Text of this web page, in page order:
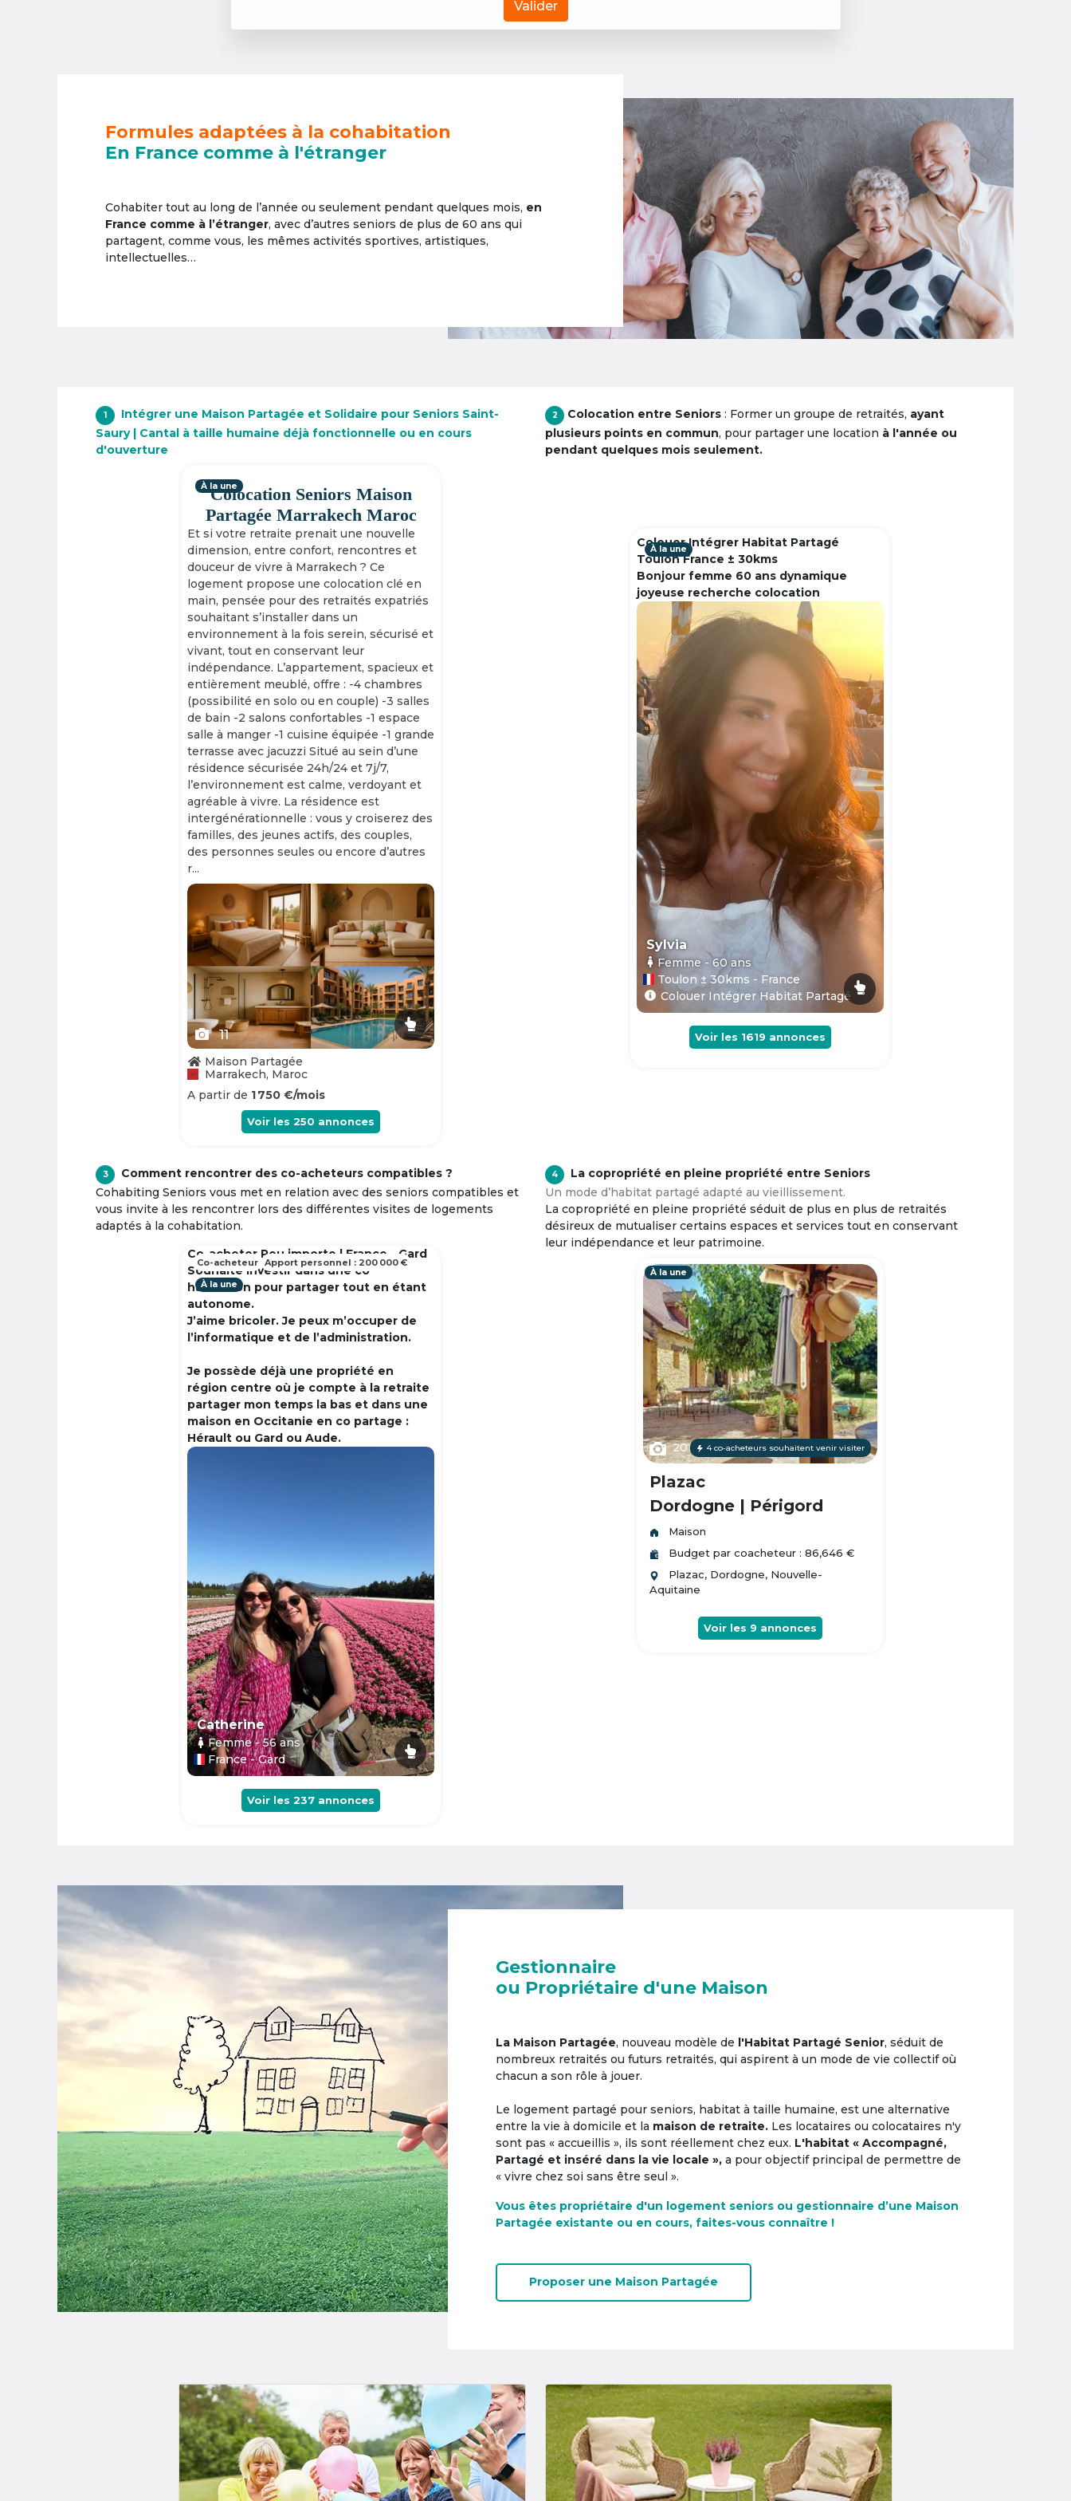
Valider
Formules adaptées à la cohabitation
En France comme à l'étranger
Cohabiter tout au long de l’année ou seulement pendant quelques mois, en
France comme à l’étranger, avec d’autres seniors de plus de 60 ans qui
partagent, comme vous, les mêmes activités sportives, artistiques,
intellectuelles…
1
Intégrer une Maison Partagée et Solidaire pour Seniors Saint-
Saury | Cantal à taille humaine déjà fonctionnelle ou en cours
d'ouverture
Colocation Seniors Maison
Partagée Marrakech Maroc
Et si votre retraite prenait une nouvelle
dimension, entre confort, rencontres et
douceur de vivre à Marrakech ? Ce
logement propose une colocation clé en
main, pensée pour des retraités expatriés
souhaitant s’installer dans un
environnement à la fois serein, sécurisé et
vivant, tout en conservant leur
indépendance. L’appartement, spacieux et
entièrement meublé, offre : -4 chambres
(possibilité en solo ou en couple) -3 salles
de bain -2 salons confortables -1 espace
salle à manger -1 cuisine équipée -1 grande
terrasse avec jacuzzi Situé au sein d’une
résidence sécurisée 24h/24 et 7j/7,
l’environnement est calme, verdoyant et
agréable à vivre. La résidence est
intergénérationnelle : vous y croiserez des
familles, des jeunes actifs, des couples,
des personnes seules ou encore d’autres
r...
À la une
Slide 1 of 11
11
Maison Partagée
Marrakech, Maroc
A partir de 1 750 €/mois
Voir les 250 annonces
2 Colocation entre Seniors : Former un groupe de retraités, ayant
plusieurs points en commun, pour partager une location à l'année ou
pendant quelques mois seulement.
Colouer Intégrer Habitat Partagé
Toulon France ± 30kms
Bonjour femme 60 ans dynamique
joyeuse recherche colocation
À la une
Sylvia
Femme - 60ans
Toulon ± 30kms - France
Colouer Intégrer Habitat Partagé
Voir les 1619 annonces
3
Comment rencontrer des co-acheteurs compatibles ?
Cohabiting Seniors vous met en relation avec des seniors compatibles et
vous invite à les rencontrer lors des différentes visites de logements
adaptés à la cohabitation.
Co-acheter Peu importe | France - Gard
Souhaite investir dans une co
habitation pour partager tout en étant
autonome.
J’aime bricoler. Je peux m’occuper de
l’informatique et de l’administration.
Je possède déjà une propriété en
région centre où je compte à la retraite
partager mon temps la bas et dans une
maison en Occitanie en co partage :
Hérault ou Gard ou Aude.
À la une
Catherine
Femme- 56ans
France - Gard
Co-acheteur Apport personnel : 200 000 €
Voir les 237 annonces
4
La copropriété en pleine propriété entre Seniors
Un mode d’habitat partagé adapté au vieillissement.
La copropriété en pleine propriété séduit de plus en plus de retraités
désireux de mutualiser certains espaces et services tout en conservant
leur indépendance et leur patrimoine.
À la une
20 4 co-acheteurs souhaitent venir visiter
Plazac
Dordogne | Périgord
Maison
Budget par coacheteur : 86,646 €
Plazac, Dordogne, Nouvelle-
Aquitaine
Voir les 9 annonces
Gestionnaire
ou Propriétaire d'une Maison
La Maison Partagée, nouveau modèle de l'Habitat Partagé Senior, séduit de
nombreux retraités ou futurs retraités, qui aspirent à un mode de vie collectif où
chacun a son rôle à jouer.
Le logement partagé pour seniors, habitat à taille humaine, est une alternative
entre la vie à domicile et la maison de retraite. Les locataires ou colocataires n'y
sont pas « accueillis », ils sont réellement chez eux. L'habitat « Accompagné,
Partagé et inséré dans la vie locale », a pour objectif principal de permettre de
« vivre chez soi sans être seul ».
Vous êtes propriétaire d'un logement seniors ou gestionnaire d’une Maison
Partagée existante ou en cours, faites-vous connaître !
Proposer une Maison Partagée